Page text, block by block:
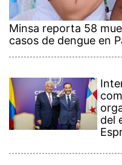
Minsa reporta 58
casos de dengue en
del